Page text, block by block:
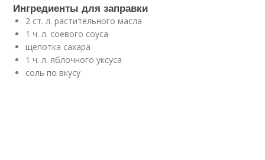
Ингредиенты для заправки
2 ст. л. растительного масла
1 ч. л. соевого соуса
щепотка сахара
1 ч. л. яблочного уксуса
соль по вкусу